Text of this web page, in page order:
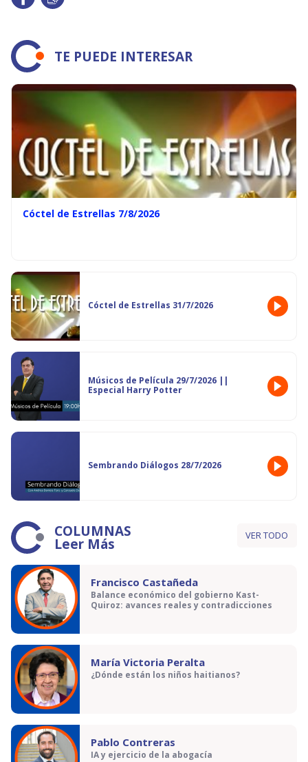
TE PUEDE INTERESAR
Cóctel de Estrellas 7/8/2026
Cóctel de Estrellas 31/7/2026
Músicos de Película 29/7/2026 ||
Especial Harry Potter
Sembrando Diálogos 28/7/2026
COLUMNAS
Leer Más VER TODO
Francisco Castañeda
Balance económico del gobierno Kast-
Quiroz: avances reales y contradicciones
María Victoria Peralta
¿Dónde están los niños haitianos?
Pablo Contreras
IA y ejercicio de la abogacía